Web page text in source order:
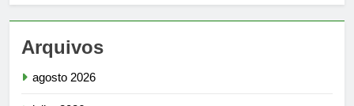
Arquivos
agosto 2026